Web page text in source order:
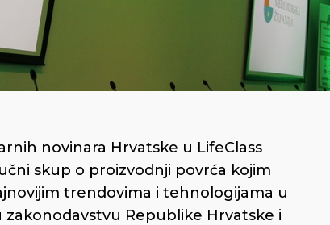
novinara Hrvatske u LifeClass
skup o proizvodnji povrća kojim
trendovima i tehnologijama u
Republike Hrvatske i